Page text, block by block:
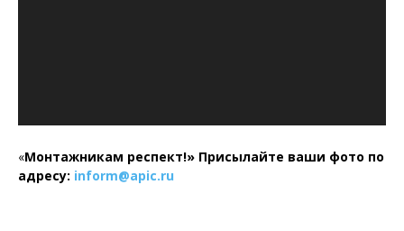
«Монтажникам респект!» Присылайте ваши фото по
адресу: inform@apic.ru